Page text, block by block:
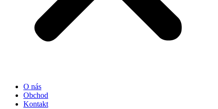
O nás
Obchod
Kontakt